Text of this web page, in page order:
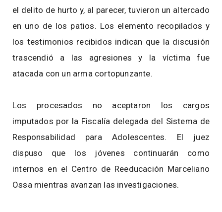
el delito de hurto y, al parecer, tuvieron un altercado
en uno de los patios. Los elemento recopilados y
los testimonios recibidos indican que la discusión
trascendió a las agresiones y la víctima fue
atacada con un arma cortopunzante.
Los procesados no aceptaron los cargos
imputados por la Fiscalía delegada del Sistema de
Responsabilidad para Adolescentes. El juez
dispuso que los jóvenes continuarán como
internos en el Centro de Reeducación Marceliano
Ossa mientras avanzan las investigaciones.